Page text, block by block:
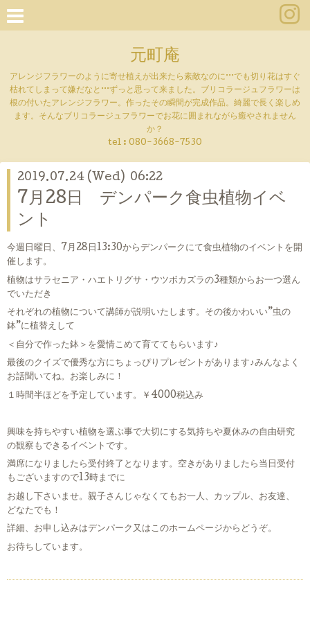
元町庵
アレンジフラワーのように寄せ植えが出来たら素敵なのに···でも切り花はすぐ
枯れてしまって嫌だなと···ずっと思って来ました。ブリコラージュフラワーは
根の付いたアレンジフラワー。作ったその瞬間が完成作品。綺麗で長く楽しめ
ます。そんなブリコラージュフラワーでお花に囲まれながら癒やされません
か？
tel : 080-3668-7530
2019.07.24 (Wed) 06:22
7月28日 デンパーク食虫植物イベ
ント
今週日曜日、7月28日13:30からデンパークにて食虫植物のイベントを開
催します。
植物はサラセニア・ハエトリグサ・ウツボカズラの3種類からお一つ選ん
でいただき
それぞれの植物について講師が説明いたします。その後かわいい”虫の
鉢”に植替えして
＜自分で作った鉢＞を愛情こめて育ててもらいます♪
最後のクイズで優秀な方にちょっぴりプレゼントがあります♪みんなよく
お話聞いてね。お楽しみに！
１時間半ほどを予定しています。￥4000税込み
興味を持ちやすい植物を選ぶ事で大切にする気持ちや夏休みの自由研究
の観察もできるイベントです。
満席になりましたら受付終了となります。空きがありましたら当日受付
もございますので13時までに
お越し下さいませ。親子さんじゃなくてもお一人、カップル、お友達、
どなたでも！
詳細、お申し込みはデンパーク又はこのホームページからどうぞ。
お待ちしています。